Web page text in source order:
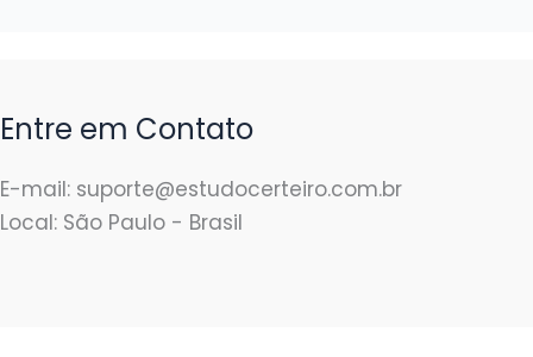
Entre em Contato
E-mail: suporte@estudocerteiro.com.br
Local: São Paulo - Brasil